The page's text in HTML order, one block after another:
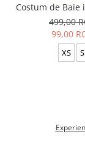
Costum de Baie
499,00
99,00
XS S